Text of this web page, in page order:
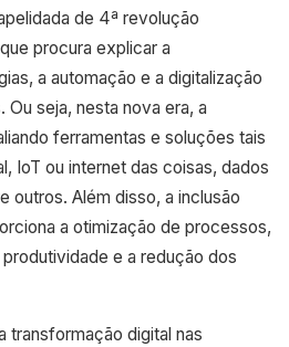
de 4ª revolução
procura explicar a
a automação e a digitalização
Ou seja, nesta nova era, a
ferramentas e soluções tais
IoT ou internet das coisas, dados
outros. Além disso, a inclusão
a otimização de processos,
e a redução dos
transformação digital nas